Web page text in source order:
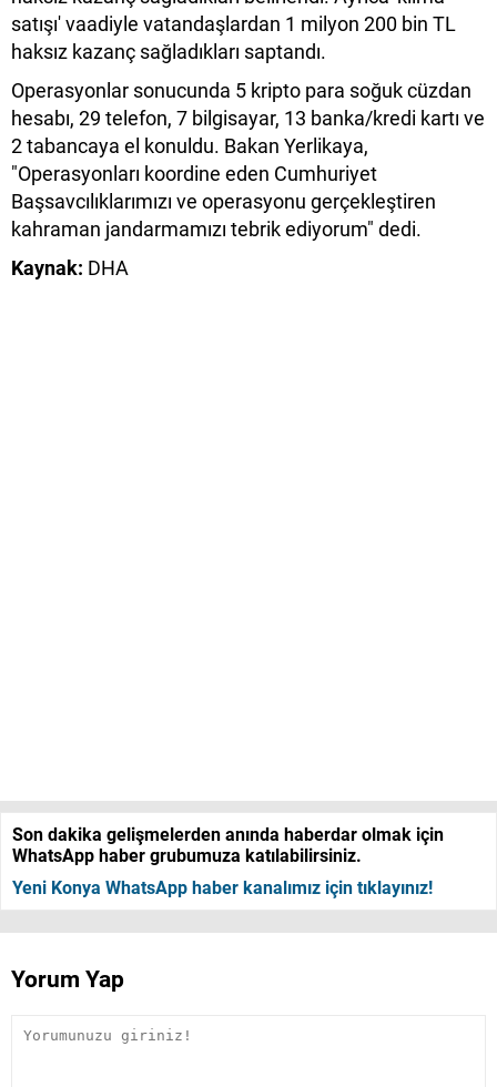
satışı' vaadiyle vatandaşlardan 1 milyon 200 bin TL
haksız kazanç sağladıkları saptandı.
Operasyonlar sonucunda 5 kripto para soğuk cüzdan
hesabı, 29 telefon, 7 bilgisayar, 13 banka/kredi kartı ve
2 tabancaya el konuldu. Bakan Yerlikaya,
"Operasyonları koordine eden Cumhuriyet
Başsavcılıklarımızı ve operasyonu gerçekleştiren
kahraman jandarmamızı tebrik ediyorum" dedi.
Kaynak: DHA
Son dakika gelişmelerden anında haberdar olmak için
WhatsApp haber grubumuza katılabilirsiniz.
Yeni Konya WhatsApp haber kanalımız için tıklayınız!
Yorum Yap